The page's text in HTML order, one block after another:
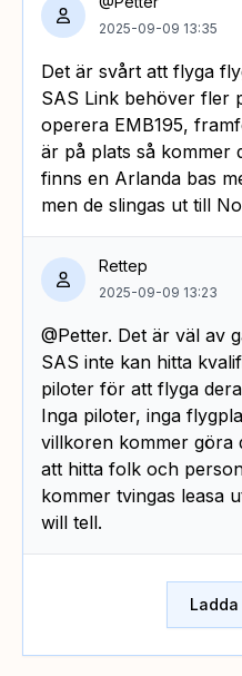
2025-09-09 13:35
Det är svårt att flyga
SAS Link behöver fler
operera EMB195,
är på plats så kommer
finns en Arlanda bas
men de slingas ut till
Rettep
2025-09-09 13:23
@Petter. Det är väl av
SAS inte kan hitta
piloter för att flyga
Inga piloter, inga
villkoren kommer göra
att hitta folk och
kommer tvingas leasa
will tell.